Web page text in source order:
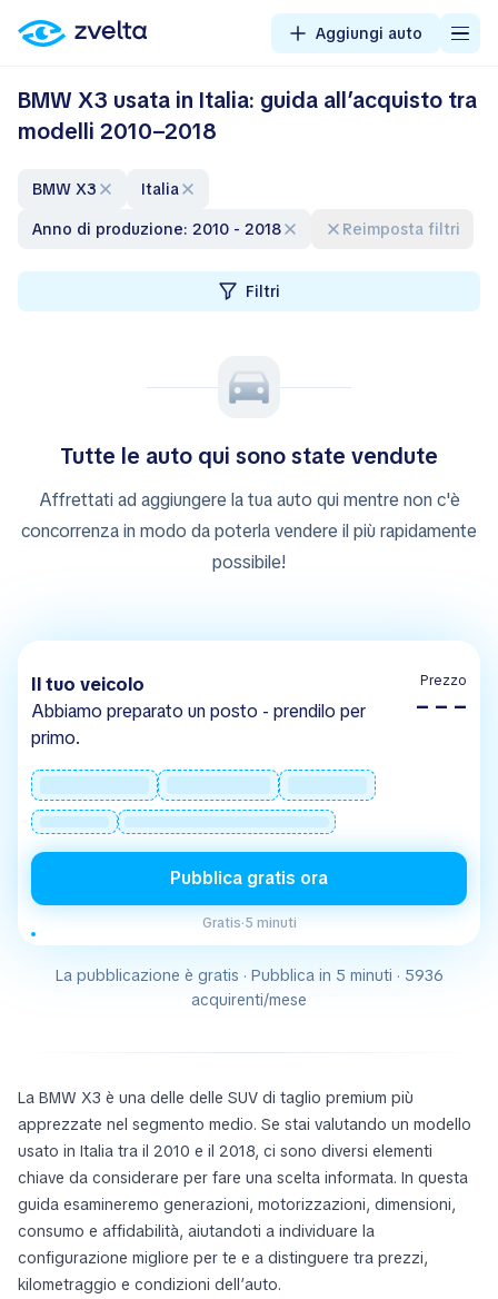
Aggiungi auto
BMW X3 usata in Italia: guida all’acquisto tra
modelli 2010–2018
BMW X3
Italia
Anno di produzione: 2010 - 2018
Reimposta filtri
Filtri
Tutte le auto qui sono state vendute
Affrettati ad aggiungere la tua auto qui mentre non c'è
concorrenza in modo da poterla vendere il più rapidamente
possibile!
Il tuo veicolo
Abbiamo preparato un posto - prendilo per
primo.
Prezzo
– – –
Pubblica gratis ora
Gratis·5 minuti
La pubblicazione è gratis · Pubblica in 5 minuti · 5936
acquirenti/mese
La BMW X3 è una delle delle SUV di taglio premium più
apprezzate nel segmento medio. Se stai valutando un modello
usato in Italia tra il 2010 e il 2018, ci sono diversi elementi
chiave da considerare per fare una scelta informata. In questa
guida esamineremo generazioni, motorizzazioni, dimensioni,
consumo e affidabilità, aiutandoti a individuare la
configurazione migliore per te e a distinguere tra prezzi,
kilometraggio e condizioni dell’auto.